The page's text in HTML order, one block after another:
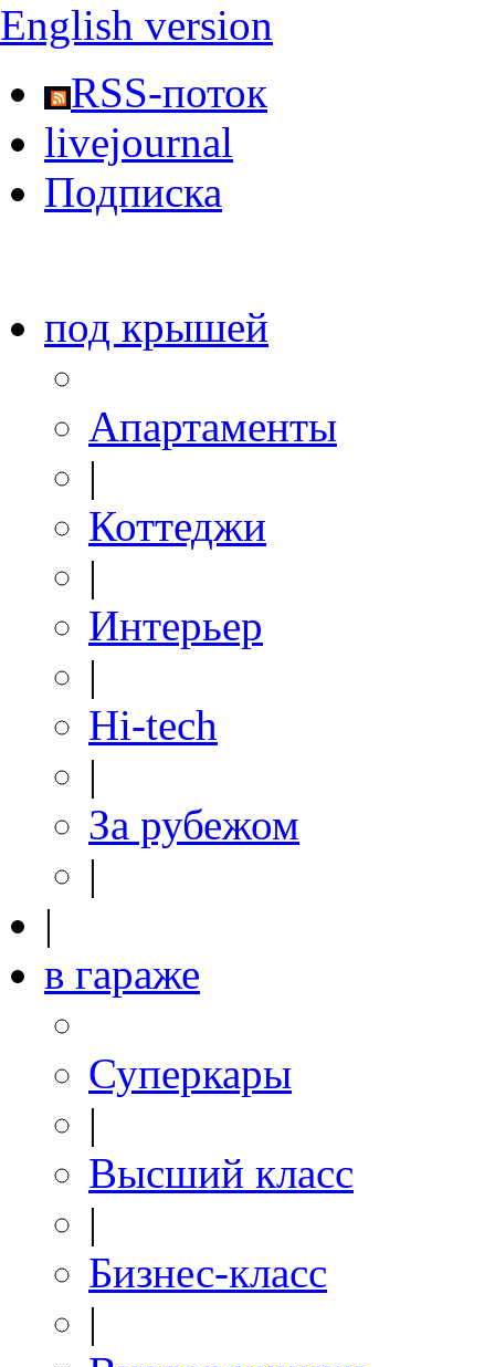
English version
RSS-поток
livejournal
Подписка
под крышей
Апартаменты
|
Коттеджи
|
Интерьер
|
Hi-tech
|
За рубежом
|
|
в гараже
Суперкары
|
Высший класс
|
Бизнес-класс
|